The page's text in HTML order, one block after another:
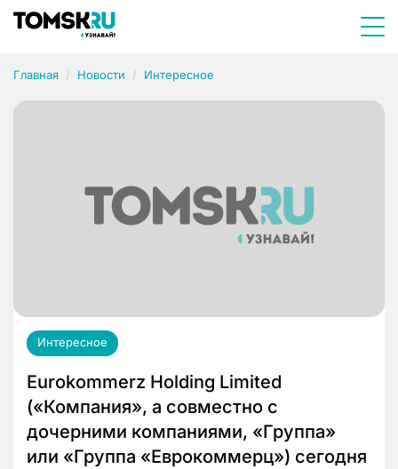
Главная Новости Интересное
Интересное
Eurokommerz Holding Limited
(«Компания», а совместно с
дочерними компаниями, «Группа»
или «Группа «Еврокоммерц») сегодня